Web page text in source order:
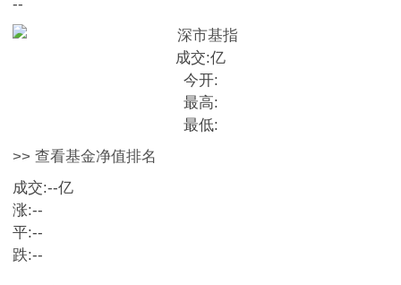
--
成交:亿
今开:
最高:
最低:
>> 查看基金净值排名
成交:--亿
涨:--
平:--
跌:--